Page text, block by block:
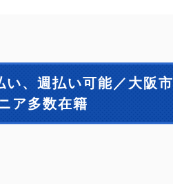
、週払い可能／大阪市
ア多数在籍